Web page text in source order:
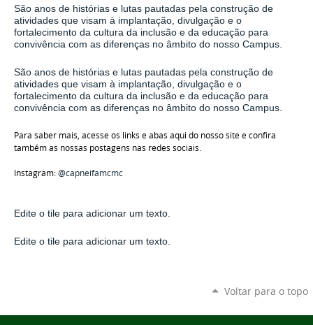
São anos de histórias e lutas pautadas pela construção de
atividades que visam à implantação, divulgação e o
fortalecimento da cultura da inclusão e da educação para
convivência com as diferenças no âmbito do nosso Campus.
São anos de histórias e lutas pautadas pela construção de
atividades que visam à implantação, divulgação e o
fortalecimento da cultura da inclusão e da educação para
convivência com as diferenças no âmbito do nosso Campus.
Para saber mais, acesse os links e abas aqui do nosso site e confira
também as nossas postagens nas redes sociais.
Instagram:@capneifamcmc
Edite o tile para adicionar um texto.
Edite o tile para adicionar um texto.
Voltar para o topo